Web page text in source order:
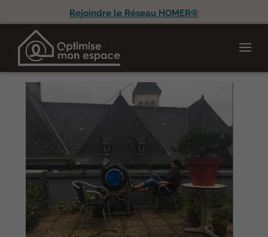
Rejoindre le Réseau HOMER®